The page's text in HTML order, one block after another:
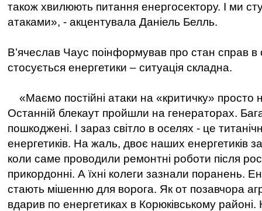
також хвилюють питання енергосектору. І ми
атаками», - акцентувала Даніель Белль.
В’ячеслав Чаус поінформував про стан справ в
стосується енергетики – ситуація складна.
«Маємо постійні атаки на «критичку» просто
Останній блекаут пройшли на генераторах.
пошкоджені. І зараз світло в оселях - це
енергетиків. На жаль, двоє наших енергетиків
коли саме проводили ремонтні роботи після
прикордонні. А їхні колеги зазнали поранень.
стають мішенню для ворога. Як от позавчора
вдарив по енергетиках в Корюківському